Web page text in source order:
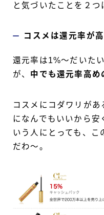
と気づいたことを２つ
コスメは還元率が
還元率は1%〜だいた
が、 中でも還元率高め
コスメにコダワリが
になんでもいいから
いう人にとっても、
だわ〜。